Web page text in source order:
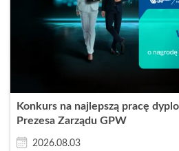
Konkurs na najlepszą pracę
Prezesa Zarządu GPW
2026.08.03